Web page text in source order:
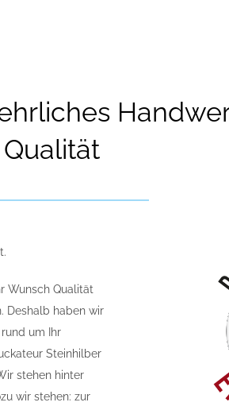
Qualität
Wunsch Qualität
Deshalb haben wir
um Ihr
Steinhilber
stehen hinter
wir stehen: zur